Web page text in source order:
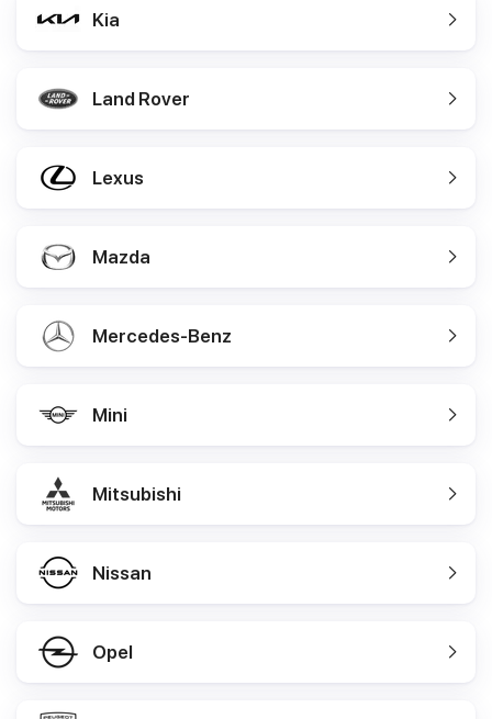
Kia
Land Rover
Lexus
Mazda
Mercedes-Benz
Mini
Mitsubishi
Nissan
Opel